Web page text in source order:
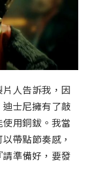
人告訴我，因
士尼擁有了敲
用銅鈸。我當
帶點節奏感，
準備好，要發